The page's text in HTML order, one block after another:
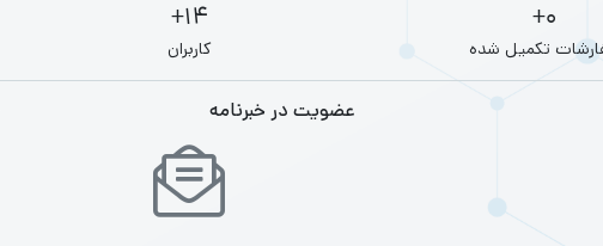
0+
تکمیل شده
14+
کاربران
عضویت در خبرنامه